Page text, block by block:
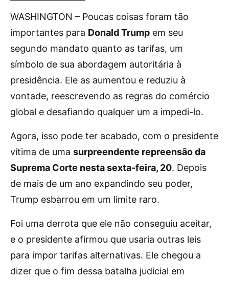
WASHINGTON – Poucas coisas foram tão
importantes para Donald Trump em seu
segundo mandato quanto as tarifas, um
símbolo de sua abordagem autoritária à
presidência. Ele as aumentou e reduziu à
vontade, reescrevendo as regras do comércio
global e desafiando qualquer um a impedi-lo.
Agora, isso pode ter acabado, com o presidente
vítima de uma surpreendente repreensão da
Suprema Corte nesta sexta-feira, 20. Depois
de mais de um ano expandindo seu poder,
Trump esbarrou em um limite raro.
Foi uma derrota que ele não conseguiu aceitar,
e o presidente afirmou que usaria outras leis
para impor tarifas alternativas. Ele chegou a
dizer que o fim dessa batalha judicial em